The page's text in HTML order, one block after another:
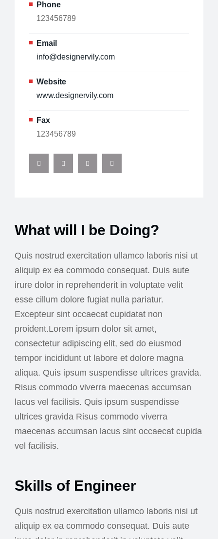
Phone
123456789
Email
info@designervily.com
Website
www.designervily.com
Fax
123456789
What will I be Doing?
Quis nostrud exercitation ullamco laboris nisi ut
aliquip ex ea commodo consequat. Duis aute
irure dolor in reprehenderit in voluptate velit
esse cillum dolore fugiat nulla pariatur.
Excepteur sint occaecat cupidatat non
proident.Lorem ipsum dolor sit amet,
consectetur adipiscing elit, sed do eiusmod
tempor incididunt ut labore et dolore magna
aliqua. Quis ipsum suspendisse ultrices gravida.
Risus commodo viverra maecenas accumsan
lacus vel facilisis. Quis ipsum suspendisse
ultrices gravida Risus commodo viverra
maecenas accumsan lacus sint occaecat cupida
vel facilisis.
Skills of Engineer
Quis nostrud exercitation ullamco laboris nisi ut
aliquip ex ea commodo consequat. Duis aute